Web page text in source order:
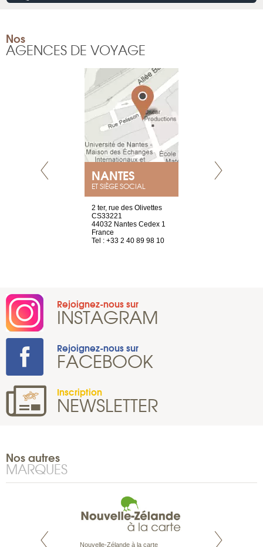
Nos
AGENCES DE VOYAGE
NANTES
ET SIÈGE SOCIAL
2 ter, rue des Olivettes
CS33221
44032 Nantes Cedex 1
France
Tel : +33 2 40 89 98 10
Rejoignez-nous sur
INSTAGRAM
Rejoignez-nous sur
FACEBOOK
Inscription
NEWSLETTER
Nos autres
MARQUES
est le spécialiste Nouvelle-Zélande à la carte Notre site